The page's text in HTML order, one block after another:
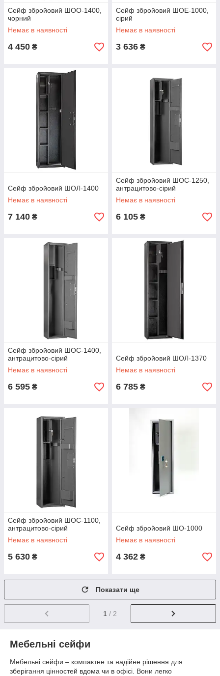
Сейф збройовий ШОО-1400,
чорний
Немає в наявності
4 450 ₴
Сейф збройовий ШОЕ-1000,
сірий
Немає в наявності
3 636 ₴
Сейф збройовий ШОЛ-1400
Немає в наявності
7 140 ₴
Сейф збройовий ШОС-1250,
антрацитово-сірий
Немає в наявності
6 105 ₴
Сейф збройовий ШОС-1400,
антрацитово-сірий
Немає в наявності
6 595 ₴
Сейф збройовий ШОЛ-1370
Немає в наявності
6 785 ₴
Сейф збройовий ШОС-1100,
антрацитово-сірий
Немає в наявності
5 630 ₴
Сейф збройовий ШО-1000
Немає в наявності
4 362 ₴
Показати ще
1 / 2
Мебельні сейфи
Мебельні сейфи – компактне та надійне рішення для
зберігання цінностей вдома чи в офісі. Вони легко